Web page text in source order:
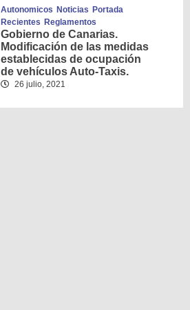
Autonomicos Noticias Portada
Recientes Reglamentos
Gobierno de Canarias.
Modificación de las medidas
establecidas de ocupación
de vehículos Auto-Taxis.
26 julio, 2021